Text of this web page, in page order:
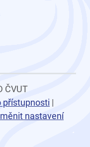
ČVUT
přístupnosti |
nastavení